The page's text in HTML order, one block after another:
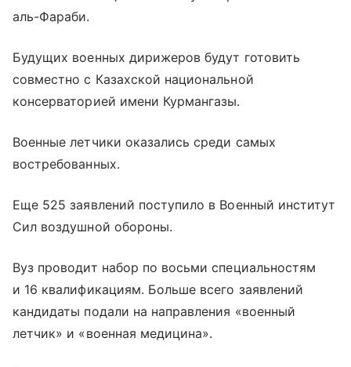
аль-Фараби.
Будущих военных дирижеров будут готовить
совместно с Казахской национальной
консерваторией имени Курмангазы.
Военные летчики оказались среди самых
востребованных.
Еще 525 заявлений поступило в Военный институт
Сил воздушной обороны.
Вуз проводит набор по восьми специальностям
и 16 квалификациям. Больше всего заявлений
кандидаты подали на направления «военный
летчик» и «военная медицина».